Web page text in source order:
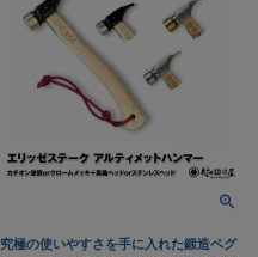
究極の使いやすさを手に入れた鍛造ペグ